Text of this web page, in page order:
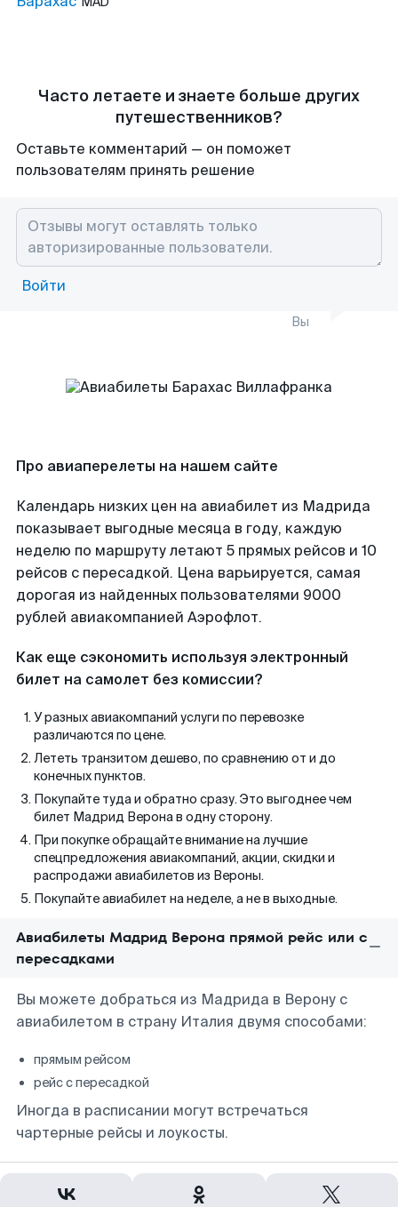
Часто летаете и знаете больше других
путешественников?
Оставьте комментарий — он поможет
пользователям принять решение
Войти
Вы
Про авиаперелеты на нашем сайте
Календарь низких цен на авиабилет из Мадрида
показывает выгодные месяца в году, каждую
неделю по маршруту летают 5 прямых рейсов и 10
рейсов с пересадкой. Цена варьируется, самая
дорогая из найденных пользователями 9000
рублей авиакомпанией Аэрофлот.
Как еще сэкономить используя электронный
билет на самолет без комиссии?
У разных авиакомпаний услуги по перевозке
различаются по цене.
Лететь транзитом дешево, по сравнению от и до
конечных пунктов.
Покупайте туда и обратно сразу. Это выгоднее чем
билет Мадрид Верона в одну сторону.
При покупке обращайте внимание на лучшие
спецпредложения авиакомпаний, акции, скидки и
распродажи авиабилетов из Вероны.
Покупайте авиабилет на неделе, а не в выходные.
Авиабилеты Мадрид Верона прямой рейс или с
пересадками
Вы можете добраться из Мадрида в Верону с
авиабилетом в страну Италия двумя способами:
прямым рейсом
рейс с пересадкой
Иногда в расписании могут встречаться
чартерные рейсы и лоукосты.